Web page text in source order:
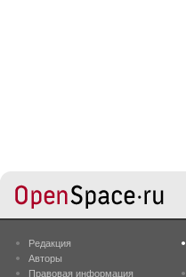
Редакция
Авторы
Правовая информация